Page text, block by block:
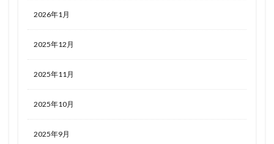
2026年1月
2025年12月
2025年11月
2025年10月
2025年9月